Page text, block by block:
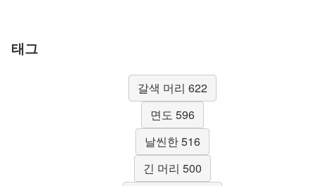
태그
갈색 머리 622
면도 596
날씬한 516
긴 머리 500